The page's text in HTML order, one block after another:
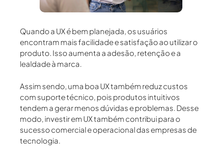
Quando a UX é bem planejada, os usuários
encontram mais facilidade e satisfação ao utilizar o
produto. Isso aumenta a adesão, retenção e a
lealdade à marca.
Assim sendo, uma boa UX também reduz custos
com suporte técnico, pois produtos intuitivos
tendem a gerar menos dúvidas e problemas. Desse
modo, investir em UX também contribui para o
sucesso comercial e operacional das empresas de
tecnologia.